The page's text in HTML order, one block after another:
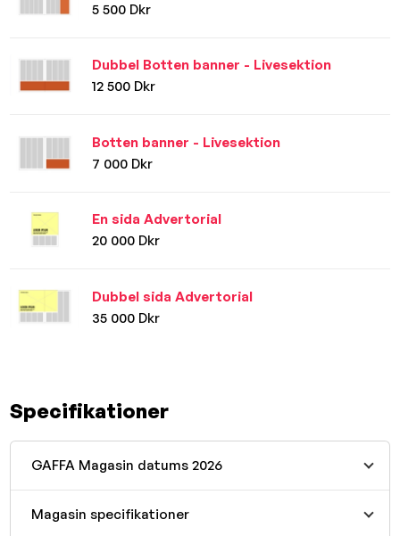
5 500 Dkr
Dubbel Botten banner - Livesektion
12 500 Dkr
Botten banner - Livesektion
7 000 Dkr
En sida Advertorial
20 000 Dkr
Dubbel sida Advertorial
35 000 Dkr
Specifikationer
GAFFA Magasin datums 2026
Magasin specifikationer